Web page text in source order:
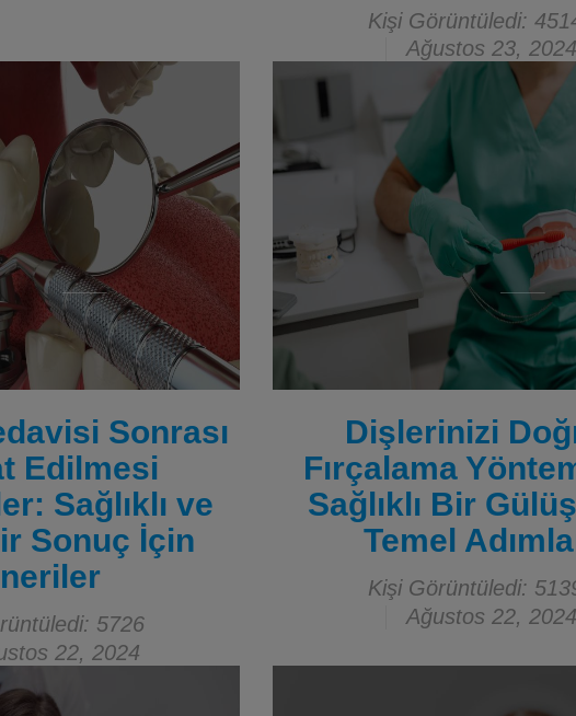
Kişi Görüntüledi:
Ağustos 23, 2024
Sonrası
Edilmesi
Sağlıklı ve
Sonuç İçin
5726
22, 2024
Dişlerinizi
Fırçalama
Sağlıklı Bir
Temel
Kişi Görüntüledi:
Ağustos 22, 2024